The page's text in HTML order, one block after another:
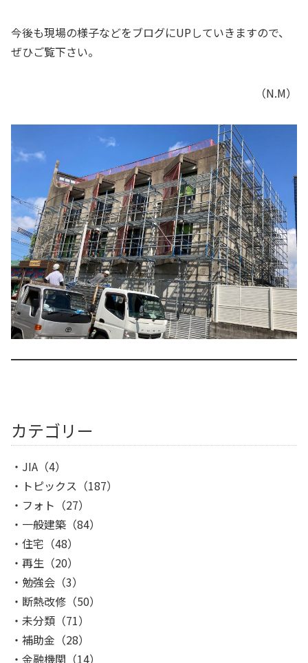
今後も現場の様子などをブログにUPしていきますので、
ぜひご覧下さい。
（N.M）
カテゴリー
JIA （4）
トピックス （187）
フォト （27）
一般建築 （84）
住宅 （48）
再生 （20）
勉強会 （3）
断熱改修 （50）
未分類 （71）
補助金 （28）
金融機関 （14）